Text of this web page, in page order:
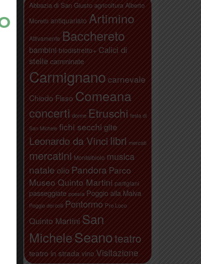
Abbazia di San Giusto agricoltura Alberto
Moretti antiquariato Artimino
Attivamente Bacchereto
bambini biodistretto+ Calici di
stelle camminate
Carmignano carnevale
Chiodo Fisso Comeana
concerti donne Etruschi festa di
San Michele fichi secchi gite
Leonardo da Vinci libri mercati
mercatini Montalbiolo musica
natale olio Pandora Parco
Museo Quinto Martini partigiani
passeggiate poesia Poggio alla Malva
Poggio dei colli Pontormo Pro Loco
Quinto Martini San
MicheleSeanoteatro
teatro in strada vino Visitazione